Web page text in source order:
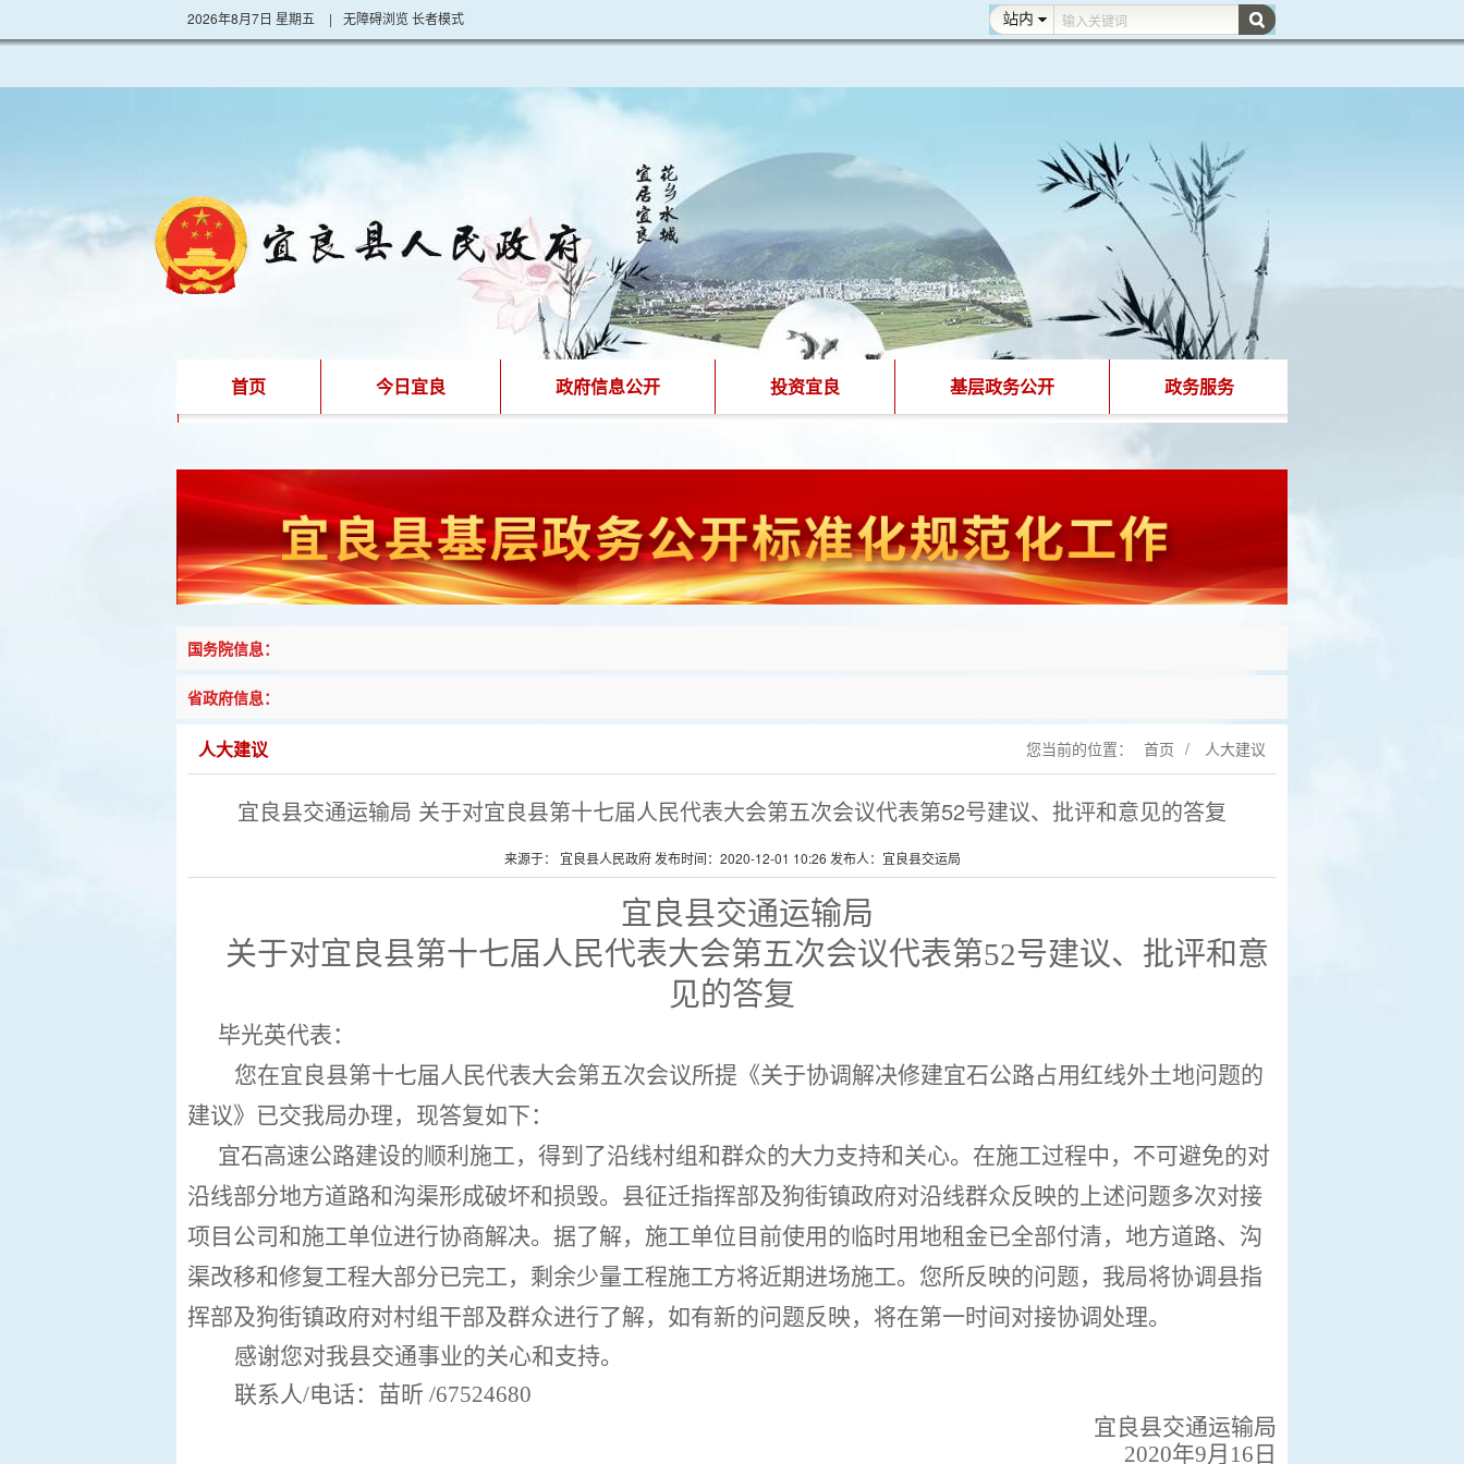
2026年8月7日 星期五 | 无障碍浏览长者模式
首页 今日宜良 政府信息公开 投资宜良 基层政务公开 政务服务
国务院信息：
省政府信息：
人大建议 您当前的位置： 首页 / 人大建议
宜良县交通运输局 关于对宜良县第十七届人民代表大会第五次会议代表第52号建议、批评和意见的答复
来源于： 宜良县人民政府 发布时间：2020-12-01 10:26 发布人：宜良县交运局
宜良县交通运输局
关于对宜良县第十七届人民代表大会第五次会议代表第52号建议、批评和意
见的答复
毕光英代表：
您在宜良县第十七届人民代表大会第五次会议所提《关于协调解决修建宜石公路占用红线外土地问题的
建议》已交我局办理，现答复如下：
宜石高速公路建设的顺利施工，得到了沿线村组和群众的大力支持和关心。在施工过程中，不可避免的对
沿线部分地方道路和沟渠形成破坏和损毁。县征迁指挥部及狗街镇政府对沿线群众反映的上述问题多次对接
项目公司和施工单位进行协商解决。据了解，施工单位目前使用的临时用地租金已全部付清，地方道路、沟
渠改移和修复工程大部分已完工，剩余少量工程施工方将近期进场施工。您所反映的问题，我局将协调县指
挥部及狗街镇政府对村组干部及群众进行了解，如有新的问题反映，将在第一时间对接协调处理。
感谢您对我县交通事业的关心和支持。
联系人/电话： 苗昕 /67524680
宜良县交通运输局
2020年9月16日